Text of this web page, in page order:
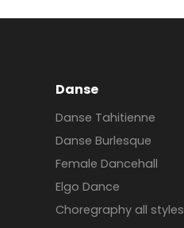
Danse
Danse Tahitienne
Danse Burlesque
Female Dancehall
Elgo Dance
Choregraphy all styles